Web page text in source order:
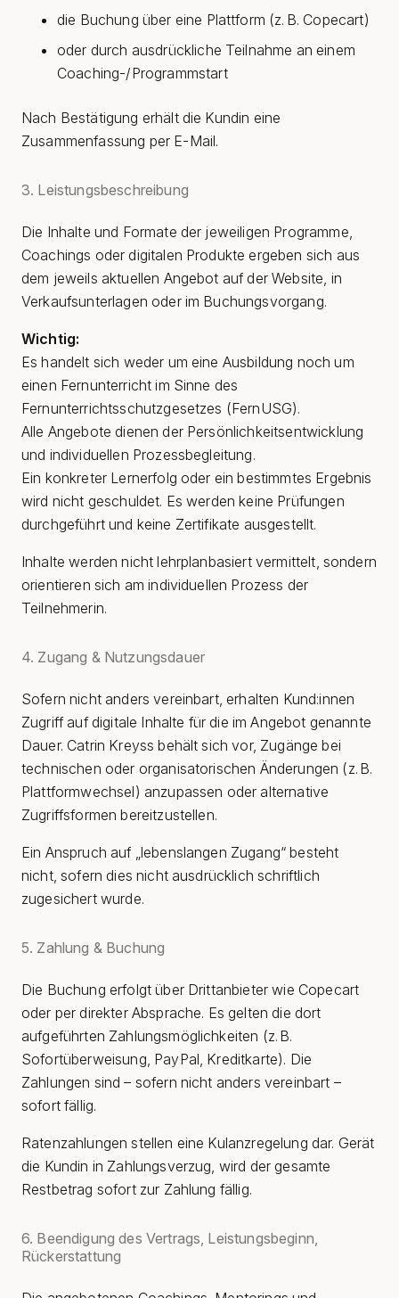
die Buchung über eine Plattform (z. B. Copecart)
oder durch ausdrückliche Teilnahme an einem
Coaching-/Programmstart
Nach Bestätigung erhält die Kundin eine
Zusammenfassung per E-Mail.
3. Leistungsbeschreibung
Die Inhalte und Formate der jeweiligen Programme,
Coachings oder digitalen Produkte ergeben sich aus
dem jeweils aktuellen Angebot auf der Website, in
Verkaufsunterlagen oder im Buchungsvorgang.
Wichtig:
Es handelt sich weder um eine Ausbildung noch um
einen Fernunterricht im Sinne des
Fernunterrichtsschutzgesetzes (FernUSG).
Alle Angebote dienen der Persönlichkeitsentwicklung
und individuellen Prozessbegleitung.
Ein konkreter Lernerfolg oder ein bestimmtes Ergebnis
wird nicht geschuldet. Es werden keine Prüfungen
durchgeführt und keine Zertifikate ausgestellt.
Inhalte werden nicht lehrplanbasiert vermittelt, sondern
orientieren sich am individuellen Prozess der
Teilnehmerin.
4. Zugang & Nutzungsdauer
Sofern nicht anders vereinbart, erhalten Kund:innen
Zugriff auf digitale Inhalte für die im Angebot genannte
Dauer. Catrin Kreyss behält sich vor, Zugänge bei
technischen oder organisatorischen Änderungen (z. B.
Plattformwechsel) anzupassen oder alternative
Zugriffsformen bereitzustellen.
Ein Anspruch auf „lebenslangen Zugang“ besteht
nicht, sofern dies nicht ausdrücklich schriftlich
zugesichert wurde.
5. Zahlung & Buchung
Die Buchung erfolgt über Drittanbieter wie Copecart
oder per direkter Absprache. Es gelten die dort
aufgeführten Zahlungsmöglichkeiten (z. B.
Sofortüberweisung, PayPal, Kreditkarte). Die
Zahlungen sind – sofern nicht anders vereinbart –
sofort fällig.
Ratenzahlungen stellen eine Kulanzregelung dar. Gerät
die Kundin in Zahlungsverzug, wird der gesamte
Restbetrag sofort zur Zahlung fällig.
6. Beendigung des Vertrags, Leistungsbeginn,
Rückerstattung